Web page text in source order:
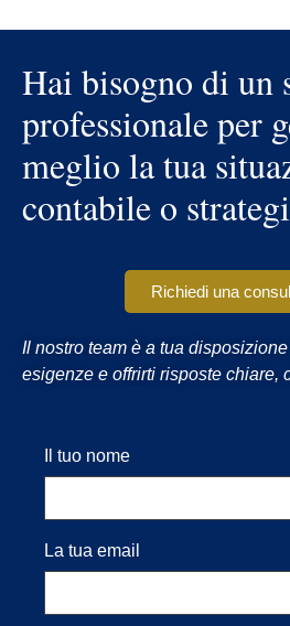
Hai bisogno di un
professionale per
meglio la tua
contabile o
Richiedi una
Il nostro team è a tua
esigenze e offrirti risposte chiare,
Il tuo nome
La tua email